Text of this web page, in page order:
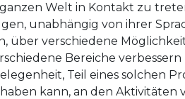
Welt in Kontakt zu
unabhängig von ihrer
über verschiedene
Bereiche verbessern
Teil eines solchen
kann, an den Aktivitäten